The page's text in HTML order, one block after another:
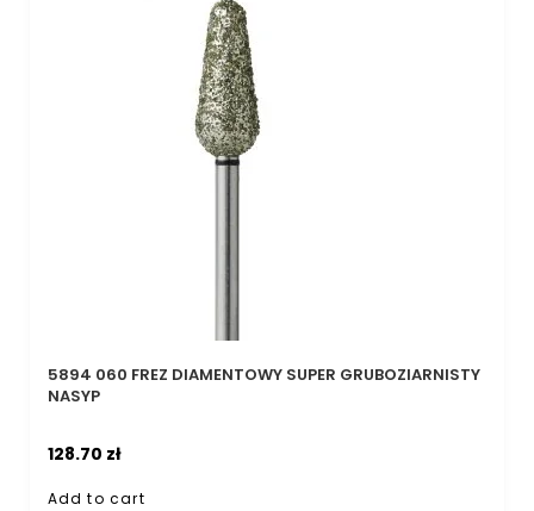
5894 060 FREZ DIAMENTOWY SUPER GRUBOZIARNISTY
NASYP
128.70 zł
Add to cart